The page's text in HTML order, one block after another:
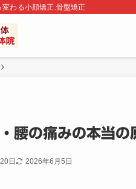
わる小顔矯正.骨盤矯正
腰の痛みの本当の
日 2026年6月5日